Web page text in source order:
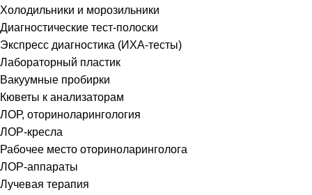
Холодильники и морозильники
Диагностические тест-полоски
Экспресс диагностика (ИХА-тесты)
Лабораторный пластик
Вакуумные пробирки
Кюветы к анализаторам
ЛОР, оториноларингология
ЛОР-кресла
Рабочее место оториноларинголога
ЛОР-аппараты
Лучевая терапия